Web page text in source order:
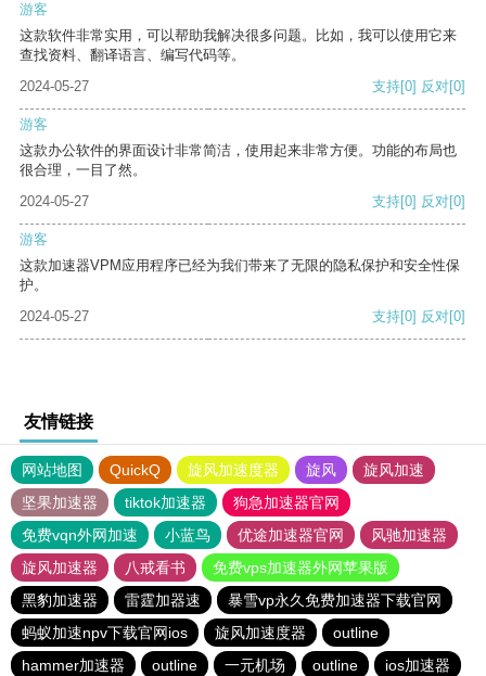
游客
这款软件非常实用，可以帮助我解决很多问题。比如，我可以使用它来
查找资料、翻译语言、编写代码等。
2024-05-27
支持[0] 反对[0]
游客
这款办公软件的界面设计非常简洁，使用起来非常方便。功能的布局也
很合理，一目了然。
2024-05-27
支持[0] 反对[0]
游客
这款加速器VPM应用程序已经为我们带来了无限的隐私保护和安全性保
护。
2024-05-27
支持[0] 反对[0]
友情链接
网站地图 QuickQ 旋风加速度器 旋风
旋风加速
坚果加速器
tiktok加速器
狗急加速器官网
免费vqn外网加速
小蓝鸟 优途加速器官网
风驰加速器
旋风加速器
八戒看书
免费vps加速器外网苹果版
黑豹加速器
雷霆加器速
暴雪vp永久免费加速器下载官网
蚂蚁加速npv下载官网ios
旋风加速度器
outline
hammer加速器
outline 一元机场 outline ios加速器